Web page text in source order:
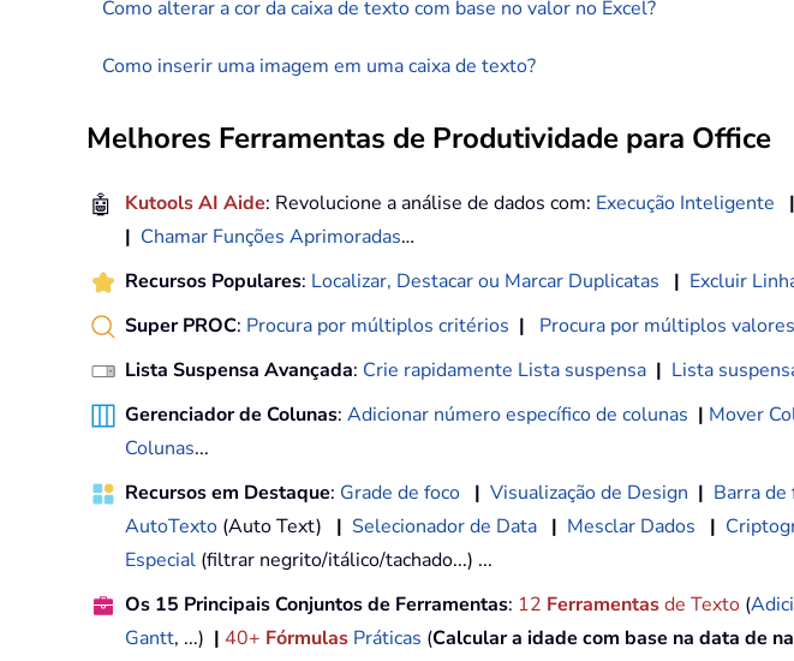
Como alterar a cor da caixa de texto com base no valor no Excel?
Como inserir uma imagem em uma caixa de texto?
Melhores Ferramentas de Produtividade para Office
🤖 Kutools AI Aide: Revolucione a análise de dados com: Execução Inteligente |
| Chamar Funções Aprimoradas…
Recursos Populares: Localizar, Destacar ou Marcar Duplicatas | Excluir
Super PROC: Procura por múltiplos critérios | Procura por múltiplos valores
Lista Suspensa Avançada: Crie rapidamente Lista suspensa | Lista
Gerenciador de Colunas: Adicionar número específico de colunas | Mover
Colunas...
Recursos em Destaque: Grade de foco | Visualização de Design | Barra
AutoTexto (Auto Text) | Selecionador de Data | Mesclar Dados |
Especial (filtrar negrito/itálico/tachado...) ...
Os 15 Principais Conjuntos de Ferramentas: 12 Ferramentasde Texto (
Gantt, ...) | 40+ Fórmulas Práticas (Calcular a idade com base na data de